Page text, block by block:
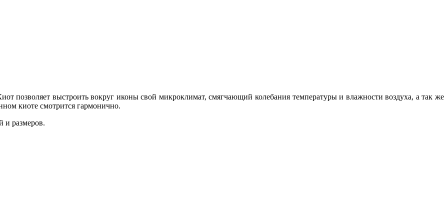
позволяет выстроить вокруг иконы свой микроклимат, смягчающий колебания температуры и влажности воздуха, а так же
киоте смотрится гармонично.
размеров.